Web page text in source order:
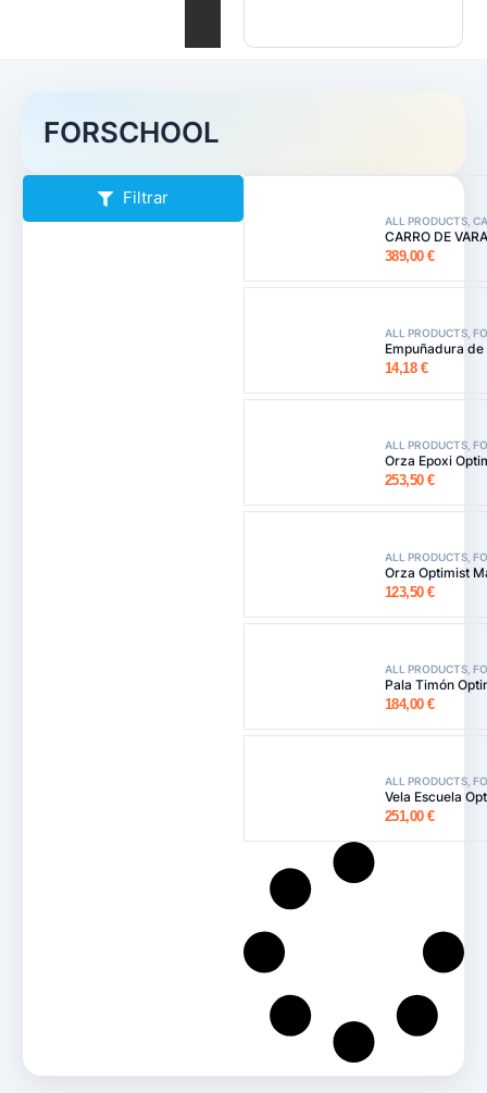
FORSCHOOL
Filtrar
ALL PRODUCTS,
CARRO DE
389,00 €
ALL PRODUCTS,
Empuñadura
14,18 €
ALL PRODUCTS,
Orza Epoxi
253,50 €
ALL PRODUCTS,
Orza Optimist
123,50 €
ALL PRODUCTS,
Pala Timón
184,00 €
ALL PRODUCTS,
Vela Escuela
251,00 €